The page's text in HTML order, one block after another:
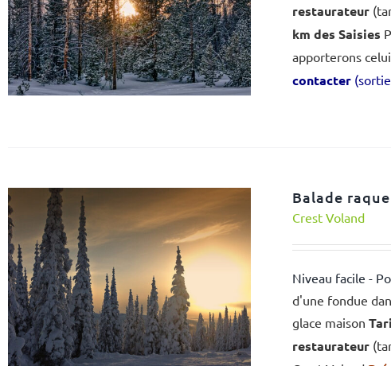
restaurateur
km des Saisies
apporterons
contacter
Balade
Crest Voland
Niveau facile -
d'une fondue
glace maison
restaurateur